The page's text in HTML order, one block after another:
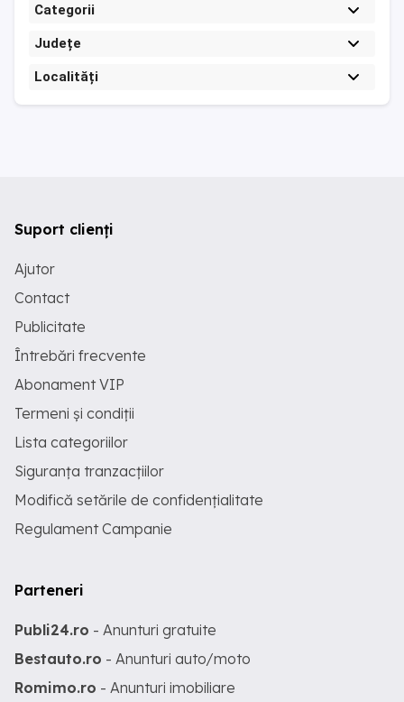
Categorii
Județe
Localități
Suport clienți
Ajutor
Contact
Publicitate
Întrebări frecvente
Abonament VIP
Termeni și condiții
Lista categoriilor
Siguranța tranzacțiilor
Modifică setările de confidențialitate
Regulament Campanie
Parteneri
Publi24.ro - Anunturi gratuite
Bestauto.ro - Anunturi auto/moto
Romimo.ro - Anunturi imobiliare